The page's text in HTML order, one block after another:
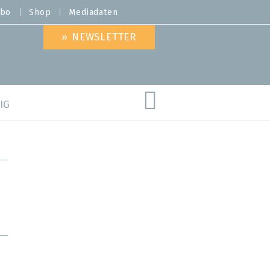
Shop Mediadaten
» NEWSLETTER